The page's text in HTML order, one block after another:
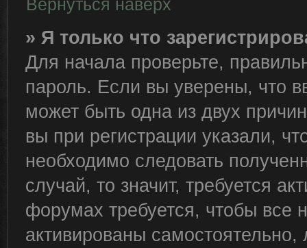
Вернуться наверх
» Я только что
Для начала проверьте,
пароль. Если вы уверены, что
может быть одна из двух
вы при регистрации указали,
необходимо следовать
случай, то значит, требуется
форумах требуется, чтобы все
активированы